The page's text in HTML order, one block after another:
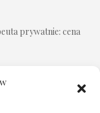
prywatnie: cena
zmianie biura